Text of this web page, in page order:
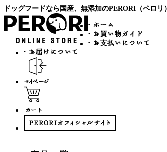
ドッグフードなら国産、無添加のPERORI（ペロリ）